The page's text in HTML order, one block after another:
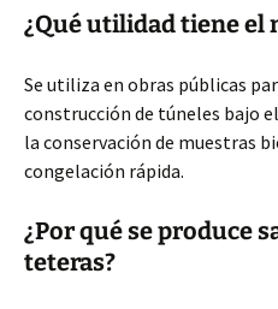
¿Qué utilidad tiene el
Se utiliza en obras públicas
construcción de túneles bajo
la conservación de muestras
congelación rápida.
¿Por qué se produce
teteras?